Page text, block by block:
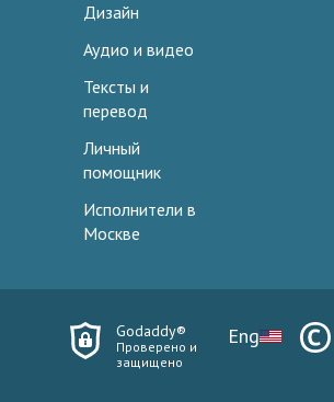
Дизайн
Аудио и видео
Тексты и
перевод
Личный
помощник
Исполнители в
Москве
Godaddy®
Проверено и
защищено
Eng